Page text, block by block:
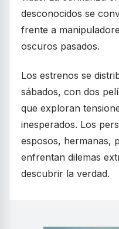
desconocidos se
frente a
oscuros pasados.
Los estrenos se
sábados, con dos
que exploran
inesperados. Los
esposos, hermanas,
enfrentan dilemas
descubrir la verdad.